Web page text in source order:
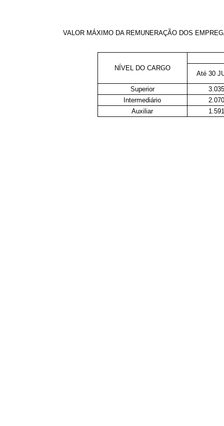
VALOR MÁXIMO DA REMUNERAÇÃO DOS
NÍVEL DO CARGO
Até 30
Superior
Intermediário
Auxiliar